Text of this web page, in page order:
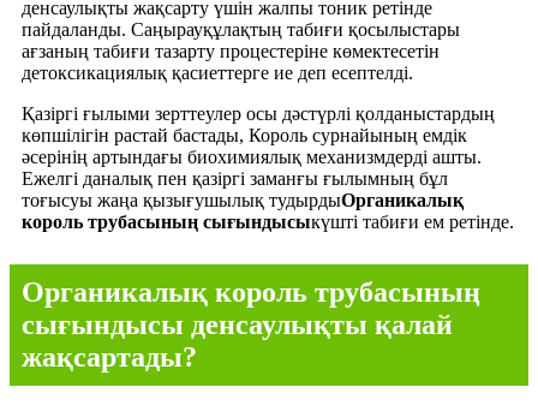
денсаулықты жақсарту үшін жалпы тоник ретінде
пайдаланды. Саңырауқұлақтың табиғи қосылыстары
ағзаның табиғи тазарту процестеріне көмектесетін
детоксикациялық қасиеттерге ие деп есептелді.
Қазіргі ғылыми зерттеулер осы дәстүрлі қолданыстардың
көпшілігін растай бастады, Король сурнайының емдік
әсерінің артындағы биохимиялық механизмдерді ашты.
Ежелгі даналық пен қазіргі заманғы ғылымның бұл
тоғысуы жаңа қызығушылық тудырдыОрганикалық
король трубасының сығындысыкүшті табиғи ем ретінде.
Органикалық король трубасының
сығындысы денсаулықты қалай
жақсартады?